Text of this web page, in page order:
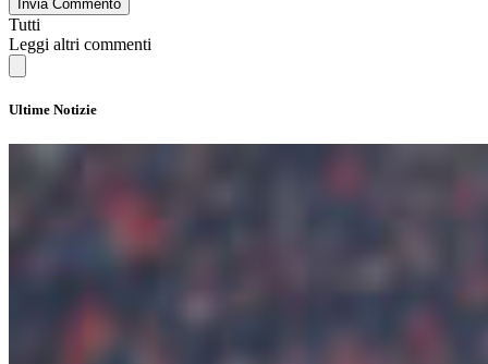
Invia Commento
Tutti
Leggi altri commenti
Ultime Notizie